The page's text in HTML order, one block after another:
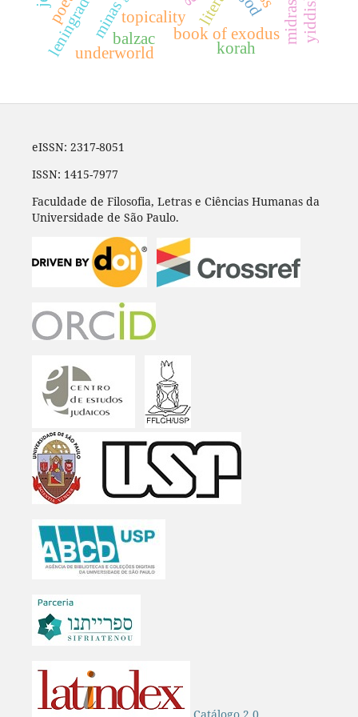
topicality
book of exodus midrash
korah
balzac
underworld
eISSN: 2317-8051
ISSN: 1415-7977
Faculdade de Filosofia, Letras e Ciências Humanas da
Universidade de São Paulo.